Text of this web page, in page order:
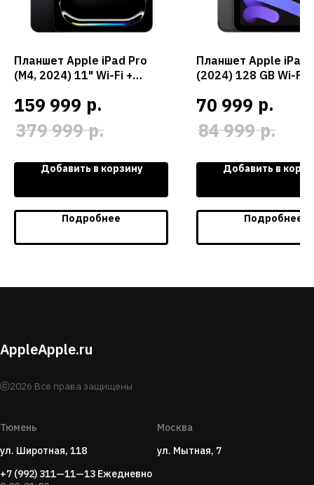
Планшет Apple iPad Pro
(M4, 2024) 11" Wi-Fi +
Черный космос)
159 999 р.
379 999 р.
Добавить в корзину
Подробнее
Планшет Apple iPad
(2024) 128 GB Wi-Fi +
Серый космос)
70 999 р.
84 999 р.
Добавить в
Подробнее
AppleApple.ru
ⓒ2026 Все права защищены
Тюмень
ул. Широтная, 118
+7 (992) 311—11—13 Ежедневно
Москва
ул. Мытная, 7